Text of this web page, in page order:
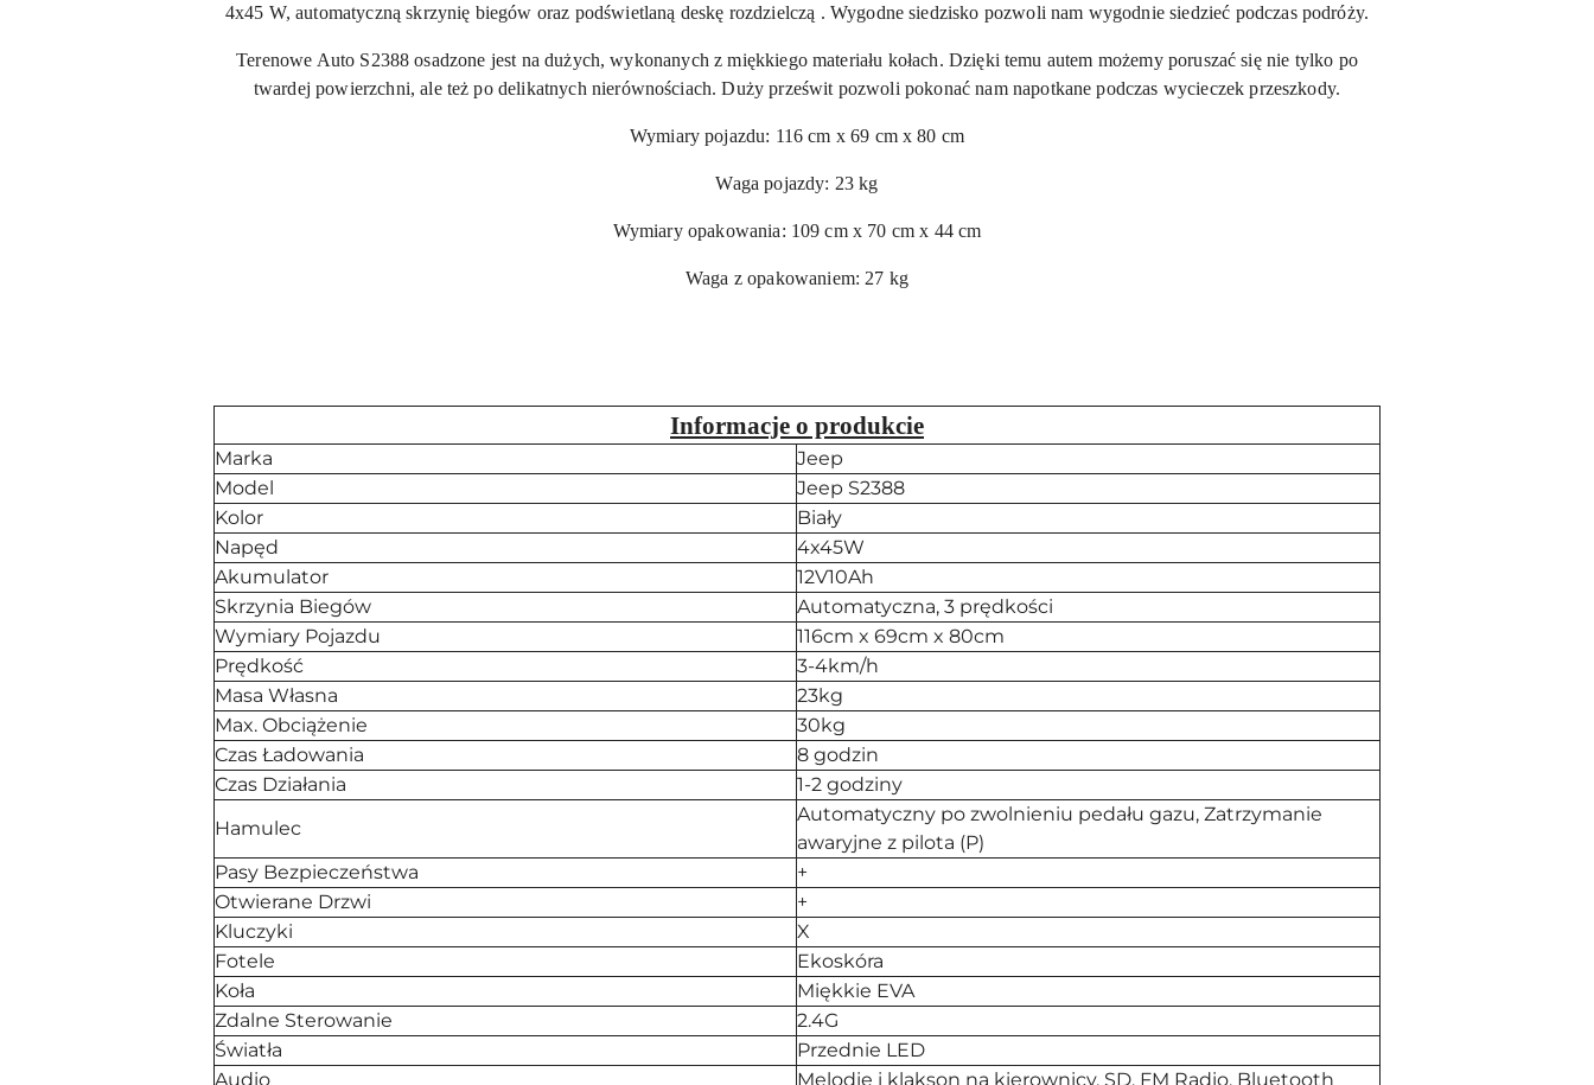
4x45 W, automatyczną skrzynię biegów oraz podświetlaną deskę rozdzielczą . Wygodne siedzisko pozwoli nam wygodnie siedzieć podczas podróży.
Terenowe Auto S2388 osadzone jest na dużych, wykonanych z miękkiego materiału kołach. Dzięki temu autem możemy poruszać się nie tylko po
twardej powierzchni, ale też po delikatnych nierównościach. Duży prześwit pozwoli pokonać nam napotkane podczas wycieczek przeszkody.
Wymiary pojazdu: 116 cm x 69 cm x 80 cm
Waga pojazdy: 23 kg
Wymiary opakowania: 109 cm x 70 cm x 44 cm
Waga z opakowaniem: 27 kg
Informacje o produkcie
Marka
Jeep
Model
Jeep S2388
Kolor
Biały
Napęd
4x45W
Akumulator
12V10Ah
Skrzynia Biegów
Automatyczna, 3 prędkości
Wymiary Pojazdu
116cm x 69cm x 80cm
Prędkość
3-4km/h
Masa Własna
23kg
Max. Obciążenie
30kg
Czas Ładowania
8 godzin
Czas Działania
1-2 godziny
Hamulec
Automatyczny po zwolnieniu pedału gazu, Zatrzymanie
awaryjne z pilota (P)
Pasy Bezpieczeństwa
+
Otwierane Drzwi
+
Kluczyki
X
Fotele
Ekoskóra
Koła
Miękkie EVA
Zdalne Sterowanie
2.4G
Światła
Przednie LED
Audio
Melodie i klakson na kierownicy, SD, FM Radio, Bluetooth